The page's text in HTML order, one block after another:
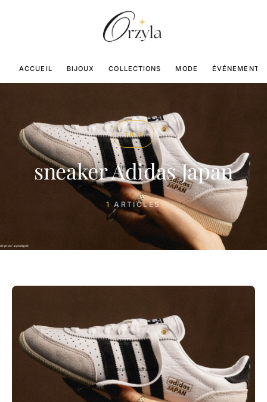
ACCUEIL BIJOUX COLLECTIONS MODE ÉVÉNEMENTS
TAG
sneaker Adidas Japan
1 ARTICLES